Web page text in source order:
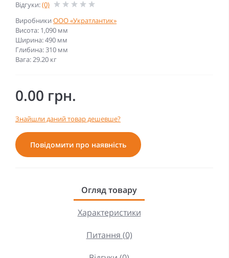
Відгуки:(0)
Виробники ООО «Укратлантик»
Висота: 1,090 мм
Ширина: 490 мм
Глибина: 310 мм
Вага: 29.20 кг
0.00 грн.
Знайшли даний товар дешевше?
Повідомити про наявність
Огляд товару
Характеристики
Питання (0)